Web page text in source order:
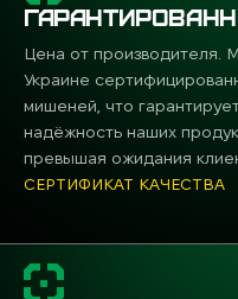
Цена от производителя.
Украине
мишеней, что
надёжность наших
превышая ожидания
СЕРТИФИКАТ КАЧЕСТВА